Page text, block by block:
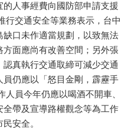
人事經費向國防部申請支援
交通安全等業務表示，台中
口未作適當規劃，以致無法
面應尚有改善空間；另外張
真執行交通取締可減少交通
仍應以「怒目金剛，霹靂手
員今年仍應以喝酒不開車、
帶及宣導路權觀念等為工作
安全。